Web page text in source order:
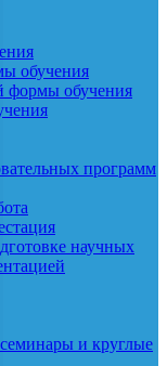
обучения
формы обучения
программ
научных
и круглые